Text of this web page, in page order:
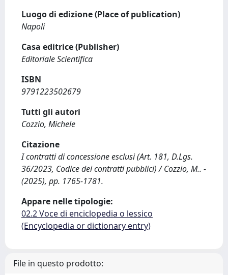
Luogo di edizione (Place of publication)
Napoli
Casa editrice (Publisher)
Editoriale Scientifica
ISBN
9791223502679
Tutti gli autori
Cozzio, Michele
Citazione
I contratti di concessione esclusi (Art. 181, D.Lgs.
36/2023, Codice dei contratti pubblici) / Cozzio, M.. -
(2025), pp. 1765-1781.
Appare nelle tipologie:
02.2 Voce di enciclopedia o lessico
(Encyclopedia or dictionary entry)
File in questo prodotto: